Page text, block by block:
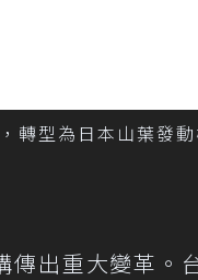
轉型為日本山葉發
傳出重大變革。